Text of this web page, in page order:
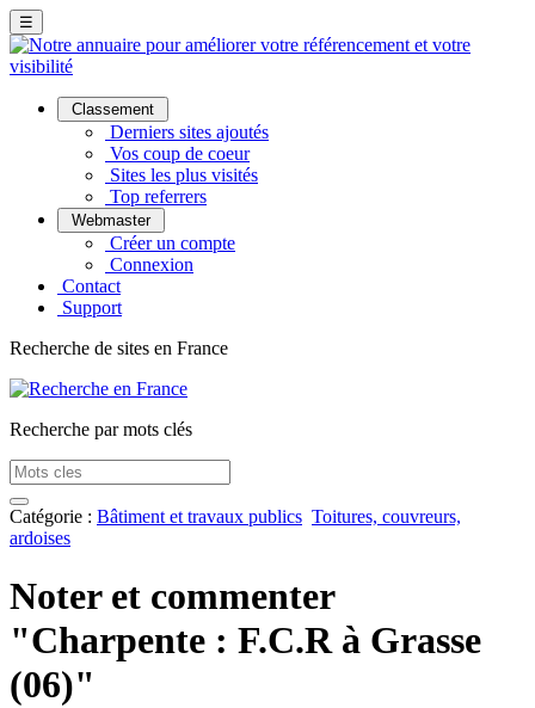
☰
Classement
Derniers sites ajoutés
Vos coup de coeur
Sites les plus visités
Top referrers
Webmaster
Créer un compte
Connexion
Contact
Support
Recherche de sites en France
Recherche par mots clés
Catégorie : Bâtiment et travaux publics Toitures, couvreurs,
ardoises
Noter et commenter
"Charpente : F.C.R à Grasse
(06)"